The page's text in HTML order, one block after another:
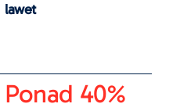
lawet
Ponad 40%